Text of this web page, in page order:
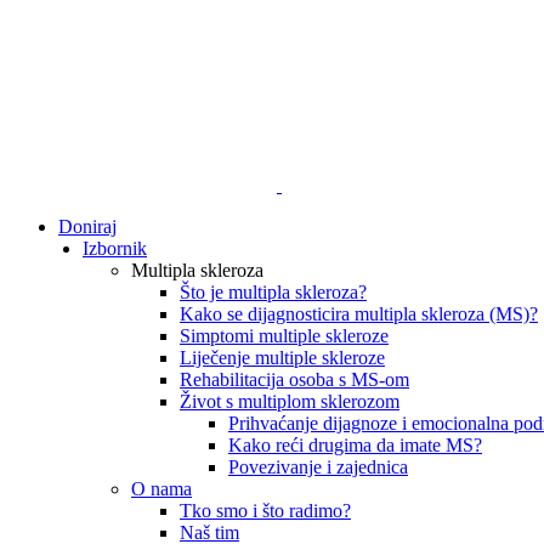
Doniraj
Izbornik
Multipla skleroza
Što je multipla skleroza?
Kako se dijagnosticira multipla skleroza (MS)?
Simptomi multiple skleroze
Liječenje multiple skleroze
Rehabilitacija osoba s MS-om
Život s multiplom sklerozom
Prihvaćanje dijagnoze i emocionalna
Kako reći drugima da imate MS?
Povezivanje i zajednica
O nama
Tko smo i što radimo?
Naš tim